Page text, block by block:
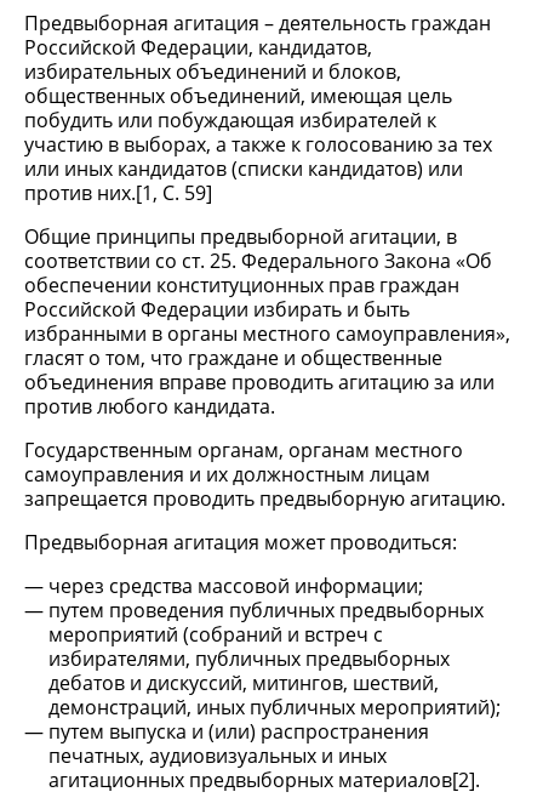
Предвыборная агитация – деятельность граждан
Российской Федерации, кандидатов,
избирательных объединений и блоков,
общественных объединений, имеющая цель
побудить или побуждающая избирателей к
участию в выборах, а также к голосованию за тех
или иных кандидатов (списки кандидатов) или
против них.[1, С. 59]
Общие принципы предвыборной агитации, в
соответствии со ст. 25. Федерального Закона «Об
обеспечении конституционных прав граждан
Российской Федерации избирать и быть
избранными в органы местного самоуправления»,
гласят о том, что граждане и общественные
объединения вправе проводить агитацию за или
против любого кандидата.
Государственным органам, органам местного
самоуправления и их должностным лицам
запрещается проводить предвыборную агитацию.
Предвыборная агитация может проводиться:
через средства массовой информации;
путем проведения публичных предвыборных
мероприятий (собраний и встреч с
избирателями, публичных предвыборных
дебатов и дискуссий, митингов, шествий,
демонстраций, иных публичных мероприятий);
путем выпуска и (или) распространения
печатных, аудиовизуальных и иных
агитационных предвыборных материалов[2].